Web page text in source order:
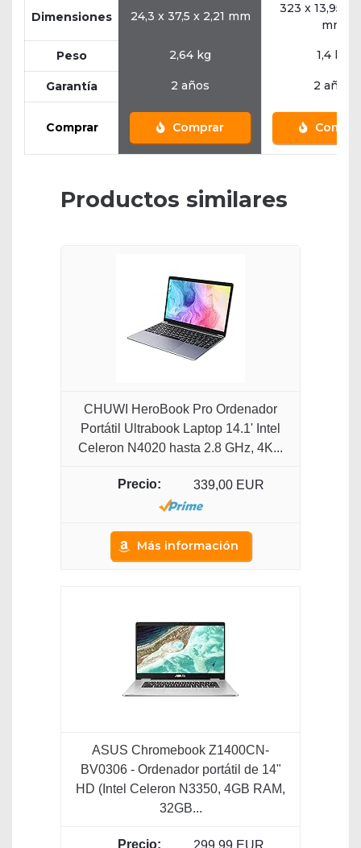
Dimensiones 24,3 x 37,5 x 2,21 mm
323 x 13,95 x
mm
Peso 2,64 kg 1,4 kg
Garantía 2 años 2 años
Comprar Comprar
Productos similares
CHUWI HeroBook Pro Ordenador
Portátil Ultrabook Laptop 14.1' Intel
Celeron N4020 hasta 2.8 GHz, 4K...
339,00 EUR
Más información
ASUS Chromebook Z1400CN-
BV0306 - Ordenador portátil de 14"
HD (Intel Celeron N3350, 4GB RAM,
32GB...
299,99 EUR